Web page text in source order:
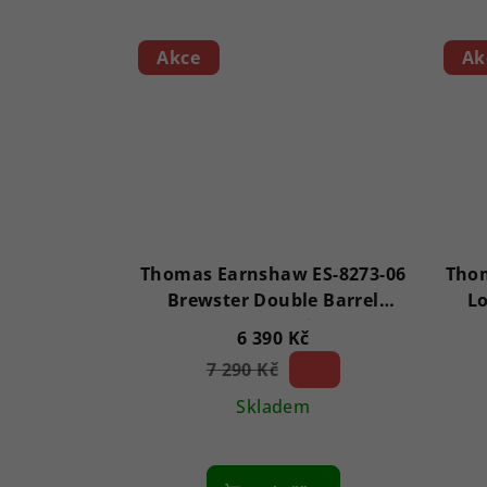
Akce
Thomas Earnshaw ES-8273-06
Brewster Double Barrel
Automatic
6 390 Kč
7 290 Kč
Skladem